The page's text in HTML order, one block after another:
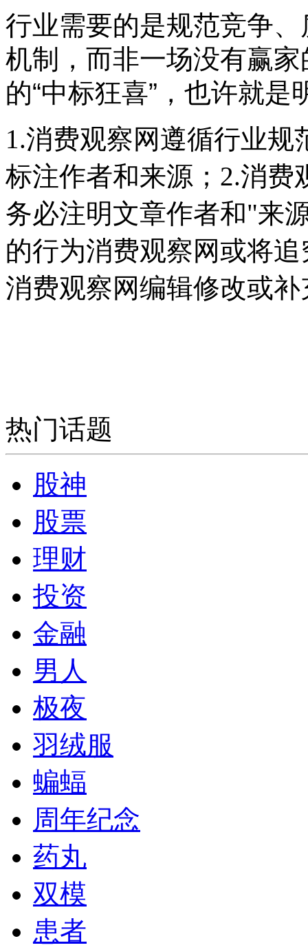
行业需要的是规范竞争
机制，而非一场没有赢家
的“中标狂喜”，也许就是
1.消费观察网遵循行业
标注作者和来源；2.消费
务必注明文章作者和"来
的行为消费观察网或将
消费观察网编辑修改或补
热门话题
股神
股票
理财
投资
金融
男人
极夜
羽绒服
蝙蝠
周年纪念
药丸
双模
患者